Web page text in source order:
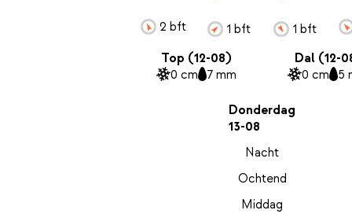
2 bft 1 bft 1 bft
Top (12-08)
0 cm 7 mm
Dal (12-
0 cm 5
Donderdag
13-08
Nacht
Ochtend
Middag